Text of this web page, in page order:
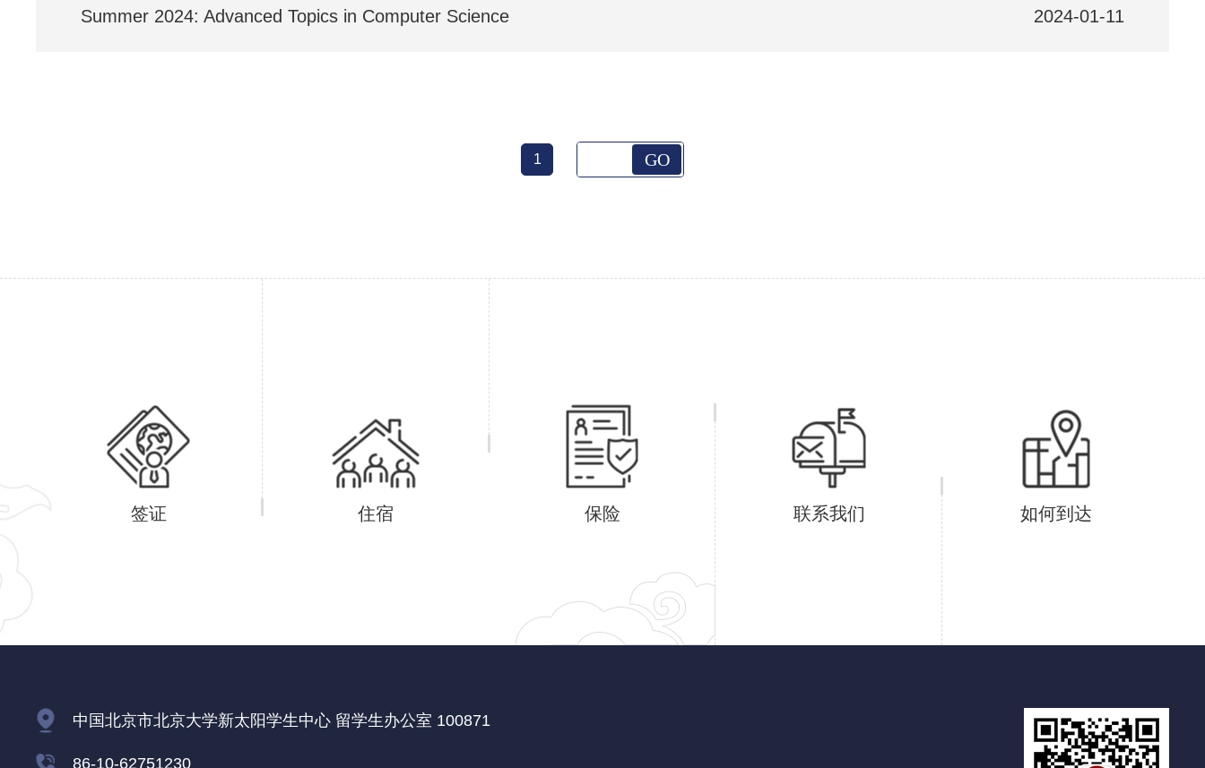
Summer 2024: Advanced Topics in Computer Science 2024-01-11
1 GO
签证 住宿 保险 联系我们 如何到达
中国北京市北京大学新太阳学生中心 留学生办公室 100871
86-10-62751230